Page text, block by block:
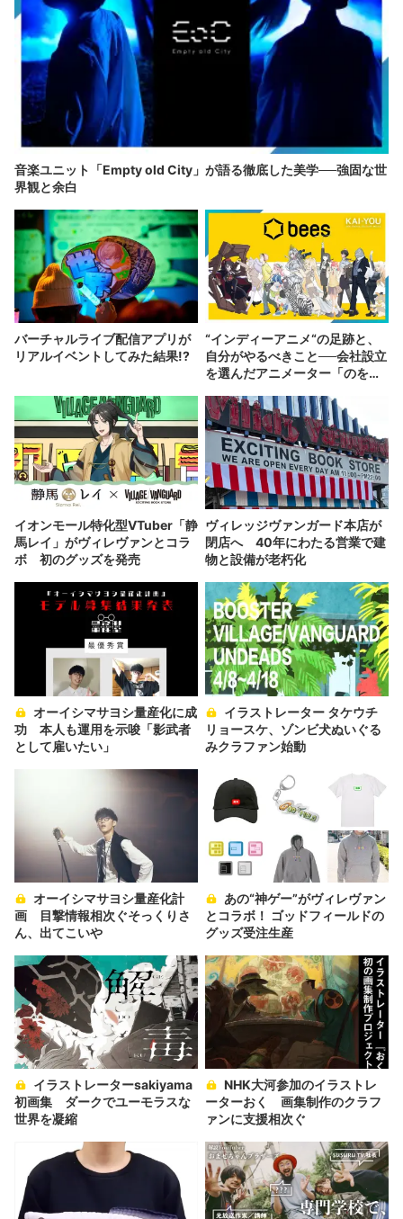
音楽ユニット「Empty old City」が語る徹底した美学──強固な世
界観と余白
バーチャルライブ配信アプリが
リアルイベントしてみた結果!?
“インディーアニメ“の足跡と、
自分がやるべきこと──会社設立
を選んだアニメーター「のを
イオンモール特化型VTuber「静
馬レイ」がヴィレヴァンとコラ
ボ 初のグッズを発売
ヴィレッジヴァンガード本店が
閉店へ 40年にわたる営業で建
物と設備が老朽化
功 本人も運用を示唆「影武者
として雇いたい」
リョースケ、ゾンビ犬ぬいぐる
みクラファン始動
画 目撃情報相次ぐそっくりさ
ん、出てこいや
とコラボ！ ゴッドフィールドの
グッズ受注生産
初画集 ダークでユーモラスな
世界を凝縮
ーターおく 画集制作のクラフ
ァンに支援相次ぐ